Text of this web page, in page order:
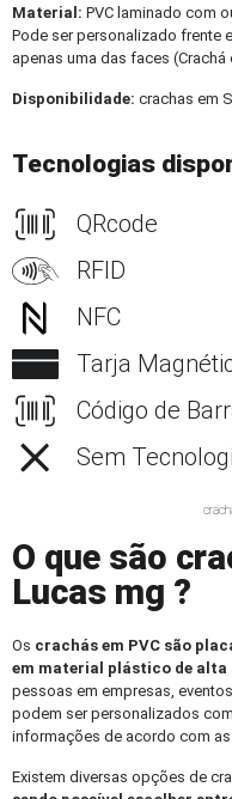
Material: PVC laminado com
Pode ser personalizado frente
apenas uma das faces (Crachá
Disponibilidade: crachas em
Tecnologias
QRcode
RFID
NFC
Tarja
Código de
Sem
O que são
Lucas mg ?
Os crachás em PVC são
em material plástico de alta
pessoas em empresas,
podem ser personalizados
informações de acordo com
Existem diversas opções de